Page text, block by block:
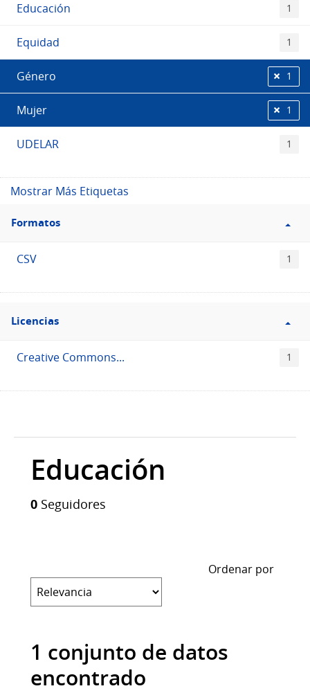
Educación 1
Equidad 1
Género 1
Mujer 1
UDELAR 1
Mostrar Más Etiquetas
Filtro
Formatos
Formatos
CSV 1
Filtro
Licencias
Licencias
Creative Commons... 1
Educación
0 Seguidores
Ordenar por
1 conjunto de datos
encontrado